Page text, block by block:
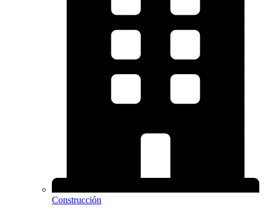
Construcción